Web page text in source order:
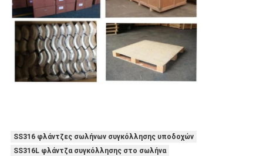
SS316 φλάντζες σωλήνων συγκόλλησης υποδοχών
SS316L φλάντζα συγκόλλησης στο σωλήνα